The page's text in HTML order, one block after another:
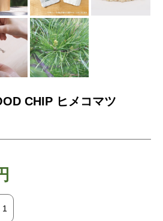
CHIP ヒメコマツ